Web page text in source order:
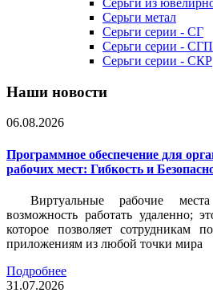
Серьги из
Серьги метал
Серьги серии - СГ
Серьги серии - СГП
Серьги серии - СКР
Наши новости
06.08.2026
Программное обеспечение для
рабочих мест: Гибкость и
Виртуальные рабочие
возможность работать удаленно;
которое позволяет сотрудникам
приложениям из любой точки мира
Подробнее
31.07.2026